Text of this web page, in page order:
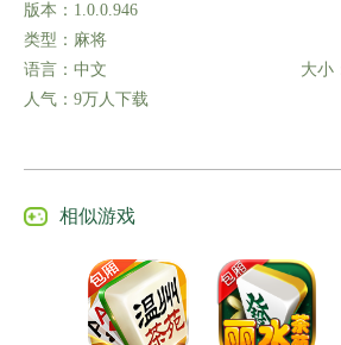
版本：1.0.0.946
类型：麻将
语言：中文
大小
人气：9万人下载
相似游戏